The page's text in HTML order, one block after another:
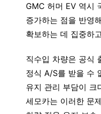
GMC 허머 EV 역시
증가하는 점을 반영
확보하는 데 집중하
직수입 차량은 공식
정식 A/S를 받을 수
유지 관리 부담이 크
세모카는 이러한 문